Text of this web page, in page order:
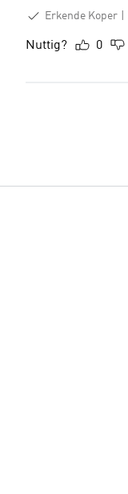
Erkende Koper
Nuttig? 0